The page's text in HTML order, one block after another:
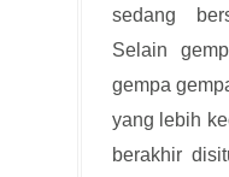
sedang
Selain
gempa
yang lebih
berakhir